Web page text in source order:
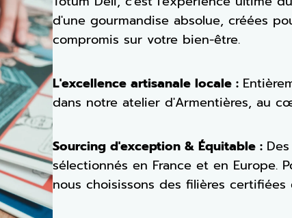
d'une gourmandise absolue, créées
compromis sur votre bien-être.
L'excellence artisanale locale :
dans notre atelier d'Armentières, au
Sourcing d'exception & Équitable :
sélectionnés en France et en Europe.
nous choisissons des filières certifiées